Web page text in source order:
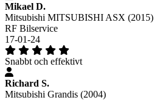
Mikael D.
Mitsubishi MITSUBISHI ASX (2015)
RF Bilservice
17-01-24
Snabbt och effektivt
Richard S.
Mitsubishi Grandis (2004)